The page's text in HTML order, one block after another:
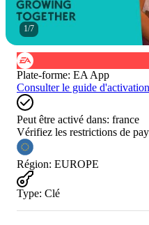
1/7
Plate-forme: EA App
Consulter le guide d'activation
Peut être activé dans: france
Vérifiez les restrictions de
Région: EUROPE
Type: Clé